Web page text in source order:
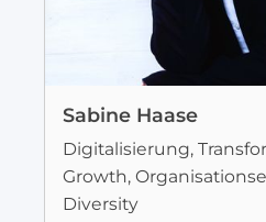
Sabine Haase
Digitalisierung,
Growth,
Diversity